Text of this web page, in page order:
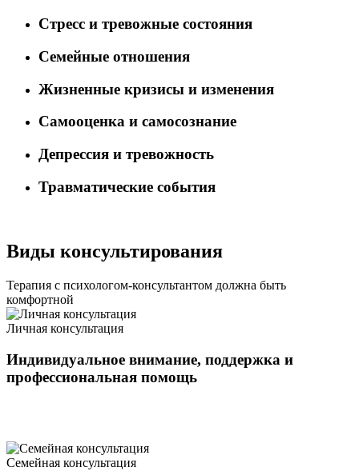
Стресс и тревожные состояния
Семейные отношения
Жизненные кризисы и изменения
Самооценка и самосознание
Депрессия и тревожность
Травматические события
Виды консультирования
Терапия с психологом-консультантом должна быть
комфортной
Личная консультация
Индивидуальное внимание, поддержка и
профессиональная помощь
Семейная консультация